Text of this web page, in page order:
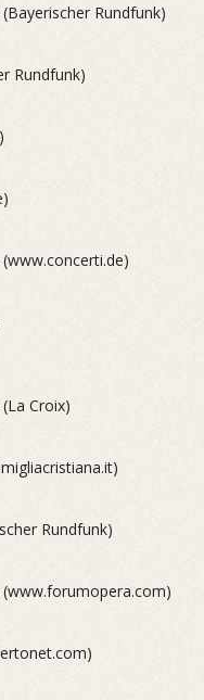
Rundfunk)
Rundfunk)
Croix)
Rundfunk)